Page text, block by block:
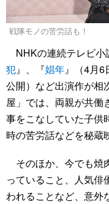
戦隊モノの苦労話も！
NHKの連続テレビ小
犯』、『娼年』（4月6
公開）など出演作が相
屋」では、両親が共働
事をこなしていた子供
時の苦労話などを秘蔵
そのほか、今でも焼
っていること、人気俳
われることなど、意外